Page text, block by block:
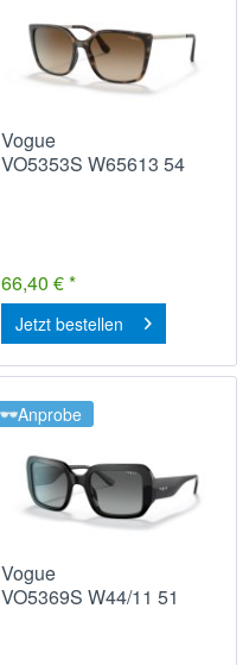
Vogue
VO5353S W65613 54
66,40 € *
Jetzt bestellen
Anprobe
Vogue
VO5369S W44/11 51